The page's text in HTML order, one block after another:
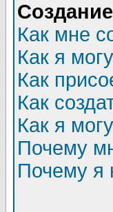
Как мне
Как я
Как
Как
Как я
Почему
Почему я